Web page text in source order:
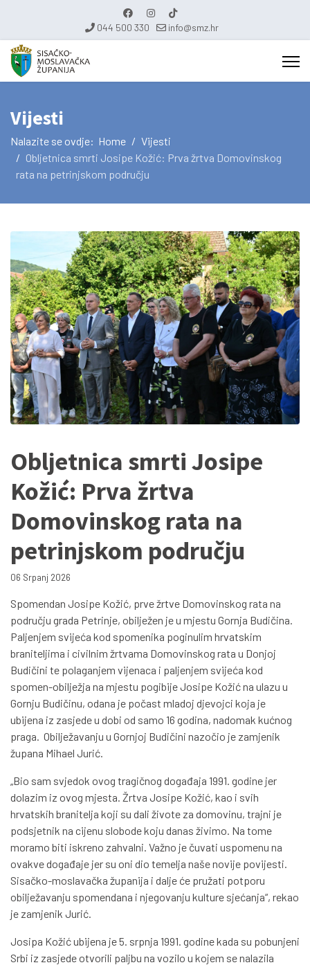
044 500 330 info@smz.hr
Vijesti
Nalazite se ovdje: Home
Vijesti
Obljetnica smrti Josipe Kožić: Prva žrtva Domovinskog
rata na petrinjskom području
Obljetnica smrti Josipe
Kožić: Prva žrtva
Domovinskog rata na
petrinjskom području
06 Srpanj 2026
Spomendan Josipe Kožić, prve žrtve Domovinskog rata na
području grada Petrinje, obilježen je u mjestu Gornja Budičina.
Paljenjem svijeća kod spomenika poginulim hrvatskim
braniteljima i civilnim žrtvama Domovinskog rata u Donjoj
Budičini te polaganjem vijenaca i paljenjem svijeća kod
spomen-obilježja na mjestu pogibije Josipe Kožić na ulazu u
Gornju Budičinu, odana je počast mladoj djevojci koja je
ubijena iz zasjede u dobi od samo 16 godina, nadomak kućnog
praga. Obilježavanju u Gornjoj Budičini nazočio je zamjenik
župana Mihael Jurić.
„Bio sam svjedok ovog tragičnog događaja 1991. godine jer
dolazim iz ovog mjesta. Žrtva Josipe Kožić, kao i svih
hrvatskih branitelja koji su dali živote za domovinu, trajni je
podsjetnik na cijenu slobode koju danas živimo. Na tome
moramo biti iskreno zahvalni. Važno je čuvati uspomenu na
ovakve događaje jer su oni dio temelja naše novije povijesti.
Sisačko-moslavačka županija i dalje će pružati potporu
obilježavanju spomendana i njegovanju kulture sjećanja“, rekao
je zamjenik Jurić.
Josipa Kožić ubijena je 5. srpnja 1991. godine kada su pobunjeni
Srbi iz zasjede otvorili paljbu na vozilo u kojem se nalazila